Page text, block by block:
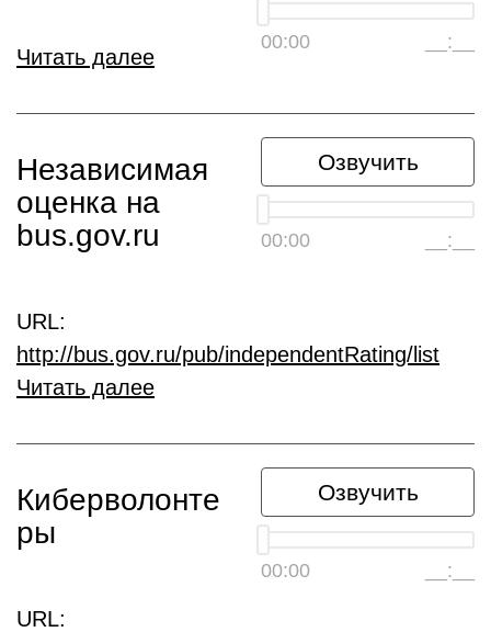
00:00 __:__
Читать далее
Озвучить
00:00 __:__
Независимая
оценка на
bus.gov.ru
URL:
http://bus.gov.ru/pub/independentRating/list
Читать далее
Озвучить
00:00 __:__
Киберволонте
ры
URL: